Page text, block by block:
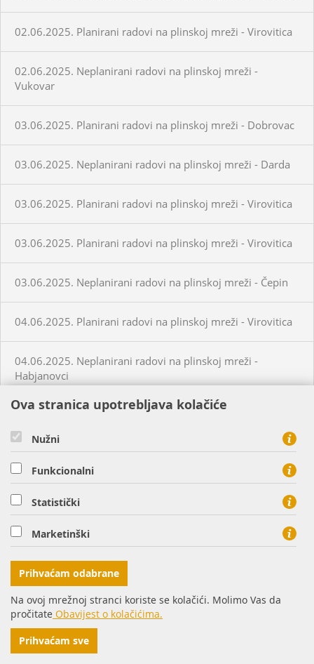
02.06.2025. Planirani radovi na plinskoj mreži - Virovitica
02.06.2025. Neplanirani radovi na plinskoj mreži -
Vukovar
03.06.2025. Planirani radovi na plinskoj mreži - Dobrovac
03.06.2025. Neplanirani radovi na plinskoj mreži - Darda
03.06.2025. Planirani radovi na plinskoj mreži - Virovitica
03.06.2025. Planirani radovi na plinskoj mreži - Virovitica
03.06.2025. Neplanirani radovi na plinskoj mreži - Čepin
04.06.2025. Planirani radovi na plinskoj mreži - Virovitica
04.06.2025. Neplanirani radovi na plinskoj mreži -
Habjanovci
05.06.2025. Planirani radovi na plinskoj mreži - Daruvar
05.06.2025. Planirani radovi na plinskoj mreži - Virovitica
05.06.2025. Planirani radovi na plinskoj mreži - Virovitica
05.06.2025. Planirani radovi na plinskoj mreži - Virovitica
05.06.2025. Neplanirani radovi na plinskoj mreži -
Virovitica
05.06.2025. Neplanirani radovi na plinskoj mreži -
Ordanja
Ova stranica upotrebljava kolačiće
Nužni
Funkcionalni
Statistički
Marketinški
Prihvaćam odabrane
Na ovoj mrežnoj stranci koriste se kolačići. Molimo Vas da
pročitate Obavijest o kolačićima.
Prihvaćam sve